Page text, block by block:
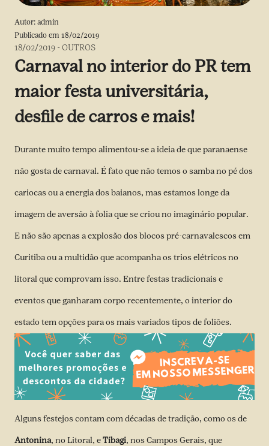
Autor: admin
Publicado em 18/02/2019
18/02/2019 -OUTROS
Carnaval no interior do PR tem
maior festa universitária,
desfile de carros e mais!
Durante muito tempo alimentou-se a ideia de que paranaense
não gosta de carnaval. É fato que não temos o samba no pé dos
cariocas ou a energia dos baianos, mas estamos longe da
imagem de aversão à folia que se criou no imaginário popular.
E não são apenas a explosão dos blocos pré-carnavalescos em
Curitiba ou a multidão que acompanha os trios elétricos no
litoral que comprovam isso. Entre festas tradicionais e
eventos que ganharam corpo recentemente, o interior do
estado tem opções para os mais variados tipos de foliões.
Alguns festejos contam com décadas de tradição, como os de
Antonina, no Litoral, eTibagi, nos Campos Gerais, que